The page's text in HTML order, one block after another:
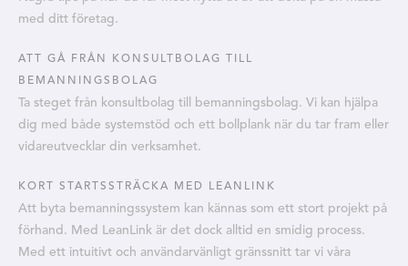
med ditt företag.
ATT GÅ FRÅN KONSULTBOLAG TILL
BEMANNINGSBOLAG
Ta steget från konsultbolag till bemanningsbolag. Vi kan hjälpa
dig med både systemstöd och ett bollplank när du tar fram eller
vidareutvecklar din verksamhet.
KORT STARTSSTRÄCKA MED LEANLINK
Att byta bemanningssystem kan kännas som ett stort projekt på
förhand. Med LeanLink är det dock alltid en smidig process.
Med ett intuitivt och användarvänligt gränssnitt tar vi våra